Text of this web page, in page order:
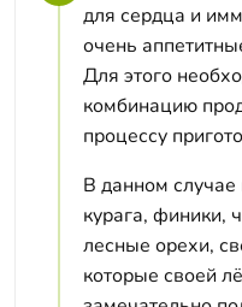
для сердца и
очень
Для этого
комбинацию
процессу
В данном случае
курага, финики,
лесные орехи,
которые своей